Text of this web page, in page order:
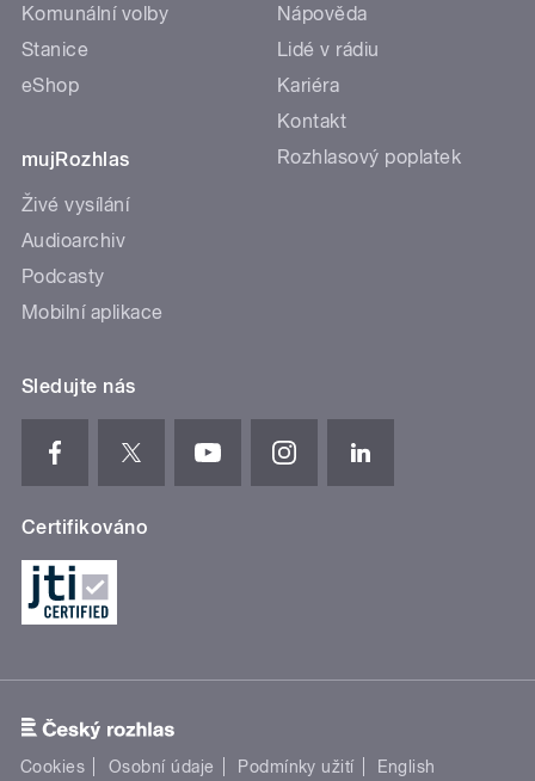
Komunální volby
Stanice
eShop
mujRozhlas
Živé vysílání
Audioarchiv
Podcasty
Mobilní aplikace
Nápověda
Lidé v rádiu
Kariéra
Kontakt
Rozhlasový poplatek
Sledujte nás
Certifikováno
Cookies Osobní údaje Podmínky užití English